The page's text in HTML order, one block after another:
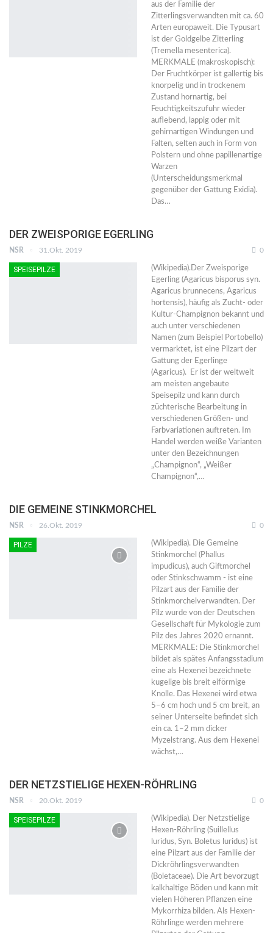
aus der Familie der
Zitterlingsverwandten mit ca. 60
Arten europaweit. Die Typusart
ist der Goldgelbe Zitterling
(Tremella mesenterica).
MERKMALE (makroskopisch):
Der Fruchtkörper ist gallertig bis
knorpelig und in trockenem
Zustand hornartig, bei
Feuchtigkeitszufuhr wieder
auflebend, lappig oder mit
gehirnartigen Windungen und
Falten, selten auch in Form von
Polstern und ohne papillenartige
Warzen
(Unterscheidungsmerkmal
gegenüber der Gattung Exidia).
Das…
DER ZWEISPORIGE EGERLING
NSR 31.Okt. 2019 0
SPEISEPILZE
(Wikipedia).Der Zweisporige
Egerling (Agaricus bisporus syn.
Agaricus brunnecens, Agaricus
hortensis), häufig als Zucht- oder
Kultur-Champignon bekannt und
auch unter verschiedenen
Namen (zum Beispiel Portobello)
vermarktet, ist eine Pilzart der
Gattung der Egerlinge
(Agaricus). Er ist der weltweit
am meisten angebaute
Speisepilz und kann durch
züchterische Bearbeitung in
verschiedenen Größen- und
Farbvariationen auftreten. Im
Handel werden weiße Varianten
unter den Bezeichnungen
„Champignon“, „Weißer
Champignon“,…
DIE GEMEINE STINKMORCHEL
NSR 26.Okt. 2019 0
PILZE
(Wikipedia). Die Gemeine
Stinkmorchel (Phallus
impudicus), auch Giftmorchel
oder Stinkschwamm - ist eine
Pilzart aus der Familie der
Stinkmorchelverwandten. Der
Pilz wurde von der Deutschen
Gesellschaft für Mykologie zum
Pilz des Jahres 2020 ernannt.
MERKMALE: Die Stinkmorchel
bildet als spätes Anfangsstadium
eine als Hexenei bezeichnete
kugelige bis breit eiförmige
Knolle. Das Hexenei wird etwa
5–6 cm hoch und 5 cm breit, an
seiner Unterseite befindet sich
ein ca. 1–2 mm dicker
Myzelstrang. Aus dem Hexenei
wächst,…
DER NETZSTIELIGE HEXEN-RÖHRLING
NSR 20.Okt. 2019 0
SPEISEPILZE
(Wikipedia). Der Netzstielige
Hexen-Röhrling (Suillellus
luridus, Syn. Boletus luridus) ist
eine Pilzart aus der Familie der
Dickröhrlingsverwandten
(Boletaceae). Die Art bevorzugt
kalkhaltige Böden und kann mit
vielen Höheren Pflanzen eine
Mykorrhiza bilden. Als Hexen-
Röhrlinge werden mehrere